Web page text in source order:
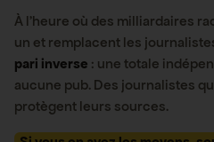
À l’heure où des milliardaires
un et remplacent les
pari inverse : une totale
aucune pub. Des journalistes
protègent leurs sources.